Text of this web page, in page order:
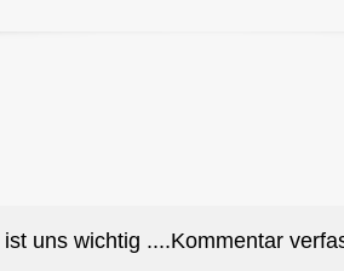
uns wichtig ....Kommentar